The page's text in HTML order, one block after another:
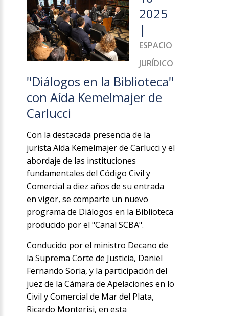
2025
|
ESPACIO
JURÍDICO
"Diálogos en la Biblioteca"
con Aída Kemelmajer de
Carlucci
Con la destacada presencia de la
jurista Aída Kemelmajer de Carlucci y el
abordaje de las instituciones
fundamentales del Código Civil y
Comercial a diez años de su entrada
en vigor, se comparte un nuevo
programa de Diálogos en la Biblioteca
producido por el "Canal SCBA".
Conducido por el ministro Decano de
la Suprema Corte de Justicia, Daniel
Fernando Soria, y la participación del
juez de la Cámara de Apelaciones en lo
Civil y Comercial de Mar del Plata,
Ricardo Monterisi, en esta